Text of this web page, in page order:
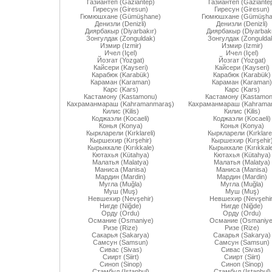
Газиантеп (Gaziantep)
Гиресун (Giresun)
Гюмюшхане (Gümüşhane)
Денизли (Denizli)
Диярбакыр (Diyarbakır)
Зонгулдак (Zonguldak)
Измир (Izmir)
Ичел (Içel)
Йозгат (Yozgat)
Кайсери (Kayseri)
Карабюк (Karabük)
Караман (Karaman)
Карс (Kars)
Кастамону (Kastamonu)
Кахраманмараш (Kahramanmaraş)
Килис (Kilis)
Коджаэли (Kocaeli)
Конья (Konya)
Кыркларели (Kırklareli)
Кыршехир (Kırşehir)
Кырыккале (Kırıkkale)
Кютахья (Kütahya)
Малатья (Malatya)
Маниса (Manisa)
Мардин (Mardin)
Мугла (Muğla)
Муш (Muş)
Невшехир (Nevşehir)
Нигде (Niğde)
Орду (Ordu)
Османие (Osmaniye)
Ризе (Rize)
Сакарья (Sakarya)
Самсун (Samsun)
Сивас (Sivas)
Сиирт (Siirt)
Синоп (Sinop)
Газиантеп
Гиресун (Giresun)
Гюмюшхане
Денизли (Denizli)
Диярбакыр
Зонгулдак
Измир (Izmir)
Ичел (Içel)
Йозгат (Yozgat)
Кайсери (Kayseri)
Карабюк (Karabük)
Караман (Karaman)
Карс (Kars)
Кастамону
Кахраманмараш
Килис (Kilis)
Коджаэли (Kocaeli)
Конья (Konya)
Кыркларели
Кыршехир (Kırşehir)
Кырыккале
Кютахья (Kütahya)
Малатья (Malatya)
Маниса (Manisa)
Мардин (Mardin)
Мугла (Muğla)
Муш (Muş)
Невшехир
Нигде (Niğde)
Орду (Ordu)
Османие
Ризе (Rize)
Сакарья (Sakarya)
Самсун (Samsun)
Сивас (Sivas)
Сиирт (Siirt)
Синоп (Sinop)